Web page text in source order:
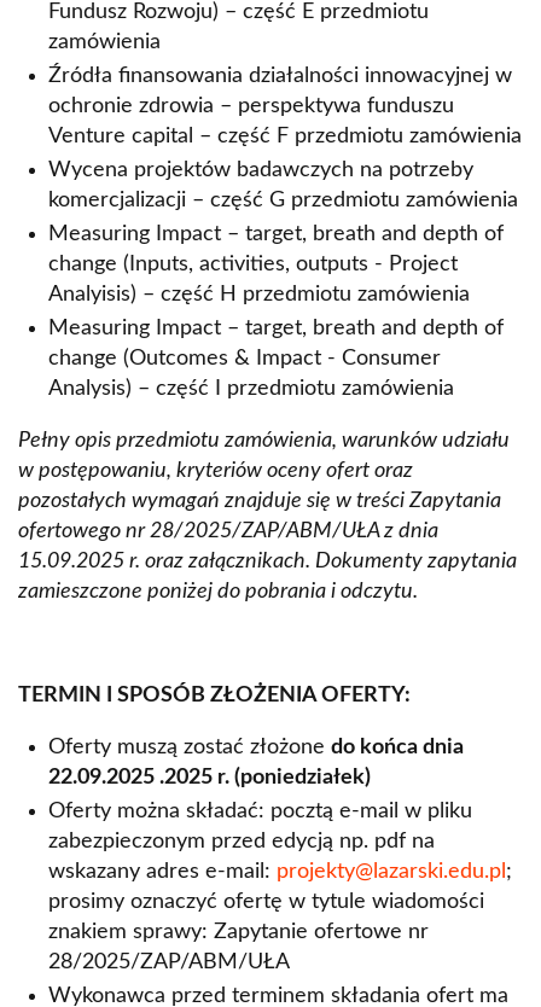
Fundusz Rozwoju) – część E przedmiotu
zamówienia
Źródła finansowania działalności innowacyjnej w
ochronie zdrowia – perspektywa funduszu
Venture capital – część F przedmiotu zamówienia
Wycena projektów badawczych na potrzeby
komercjalizacji – część G przedmiotu zamówienia
Measuring Impact – target, breath and depth of
change (Inputs, activities, outputs - Project
Analyisis) – część H przedmiotu zamówienia
Measuring Impact – target, breath and depth of
change (Outcomes & Impact - Consumer
Analysis) – część I przedmiotu zamówienia
Pełny opis przedmiotu zamówienia, warunków udziału
w postępowaniu, kryteriów oceny ofert oraz
pozostałych wymagań znajduje się w treści Zapytania
ofertowego nr 28/2025/ZAP/ABM/UŁA z dnia
15.09.2025 r. oraz załącznikach. Dokumenty zapytania
zamieszczone poniżej do pobrania i odczytu.
TERMIN I SPOSÓB ZŁOŻENIA OFERTY:
Oferty muszą zostać złożone do końca dnia
22.09.2025 .2025 r. (poniedziałek)
Oferty można składać: pocztą e-mail w pliku
zabezpieczonym przed edycją np. pdf na
wskazany adres e-mail: projekty@lazarski.edu.pl ;
prosimy oznaczyć ofertę w tytule wiadomości
znakiem sprawy: Zapytanie ofertowe nr
28/2025/ZAP/ABM/UŁA
Wykonawca przed terminem składania ofert ma